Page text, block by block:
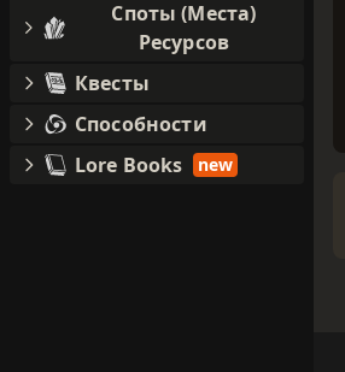
Споты (Места)
Ресурсов
Квесты
Способности
Lore Books
new